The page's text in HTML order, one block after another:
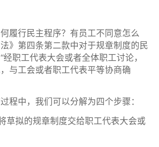
行民主程序？有员工不同意怎么
》第四条第二款中对于规章制度的民
经职工代表大会或者全体职工讨论，
与工会或者职工代表平等协商确
中，我们可以分解为四个步骤：
拟的规章制度交给职工代表大会或